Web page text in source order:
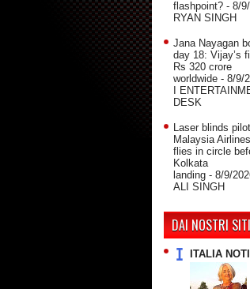
flashpoint? - 8/
RYAN SINGH
Jana Nayagan
day 18: Vijay’s
Rs 320 crore
worldwide - 8/9/
I
DESK
Laser blinds
Malaysia
flies in circle
Kolkata
landing - 8/9/
ALI SINGH
DAI NOSTRI SITI
ITALIA